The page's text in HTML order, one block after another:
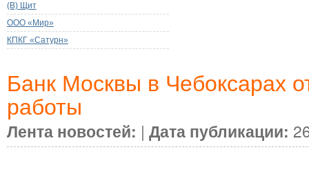
(В) Щит
ООО «Мир»
КПКГ «Сатурн»
Банк Москвы в Чебоксарах
работы
Лента новостей: | Дата публикации: